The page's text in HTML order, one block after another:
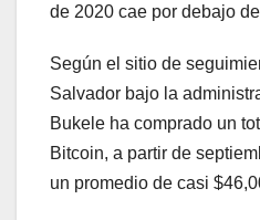
de 2020 cae por debajo
Según el sitio de
Salvador bajo la
Bukele ha comprado un
Bitcoin, a partir de
un promedio de casi